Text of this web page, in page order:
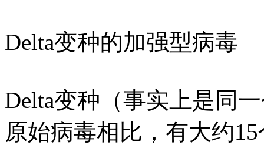
Delta变种的加强型病毒
Delta变种（事实上是同
原始病毒相比，有大约